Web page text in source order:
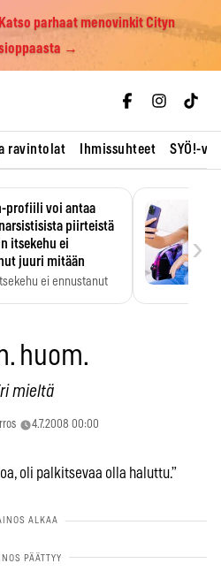
parhaat menovinkit Cityn
→
ravintolat Ihmissuhteet SYÖ!-
profiili voi antaa
piirteistä
itsekehu ei
juuri mitään
ei ennustanut
›
huom.
mieltä
4.7.2008 00:00
oli palkitsevaa olla haluttu.”